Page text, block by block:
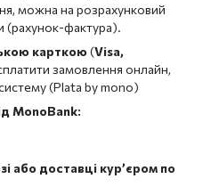
можна на розрахунковий
(рахунок-фактура).
карткою (Visa,
замовлення онлайн,
(Plata by mono)
MonoBank:
або доставці кур’єром по